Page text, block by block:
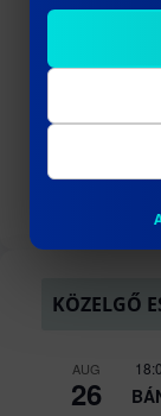
KÖZELGŐ
AUG
26